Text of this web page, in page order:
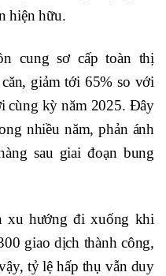
hiện hữu.
cung sơ cấp toàn thị
giảm tới 65% so với
cùng kỳ năm 2025. Đây
nhiều năm, phản ánh
sau giai đoạn bung
xu hướng đi xuống khi
giao dịch thành công,
tỷ lệ hấp thụ vẫn duy